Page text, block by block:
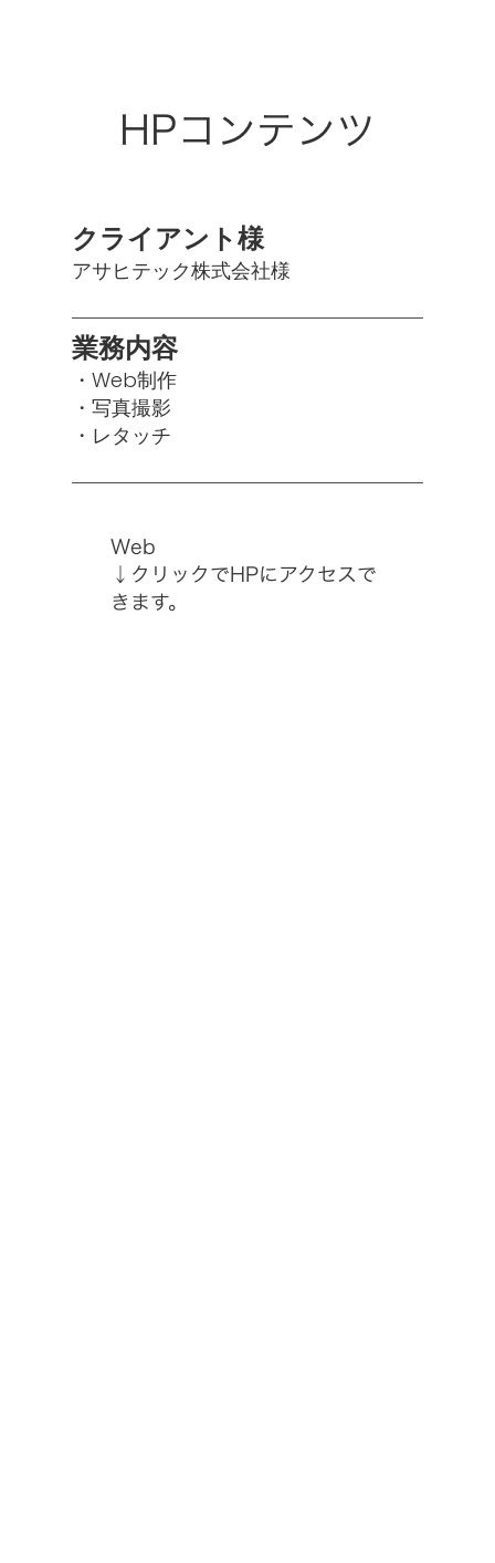
HPコンテンツ
クライアント様
アサヒテック株式会社様
業務内容
・Web制作
・写真撮影
・レタッチ
Web
↓クリックでHPにアクセスで
きます。